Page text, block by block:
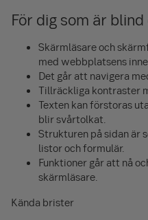
För dig som är
Skärmläsare och
med webbplatsens
Det går att navigera
Tillräckliga kontraster
Texten kan förstoras
blir svårtolkat.
Strukturen på sidan är
listor och formulär.
Funktioner går att nå
skärmläsare.
Kända brister